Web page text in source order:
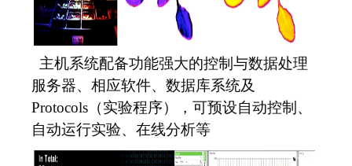
主机系统配备功能强大的控制与数据处理
服务器、相应软件、数据库系统及
Protocols（实验程序），可预设自动控制、
自动运行实验、在线分析等